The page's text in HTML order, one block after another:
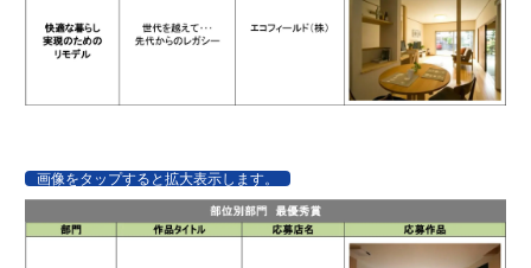
画像をタップすると拡大表示します。